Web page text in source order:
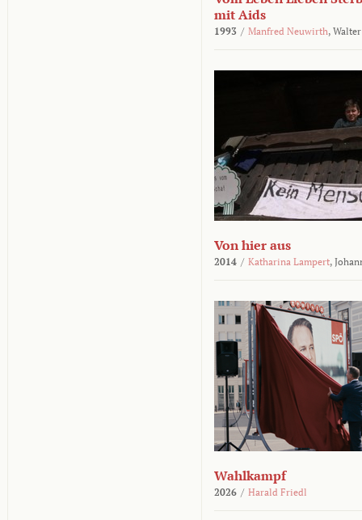
mit Aids
1993 / Manfred Neuwirth,
Von hier aus
2014 / Katharina Lampert,
Wahlkampf
2026 / Harald Friedl